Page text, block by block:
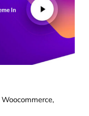
Woocommerce,